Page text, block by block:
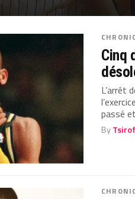
Cinq
L’arrêt
passé
By